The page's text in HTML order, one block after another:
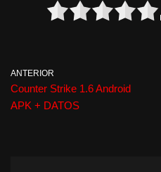
ANTERIOR
Counter Strike 1.6 Android
APK + DATOS